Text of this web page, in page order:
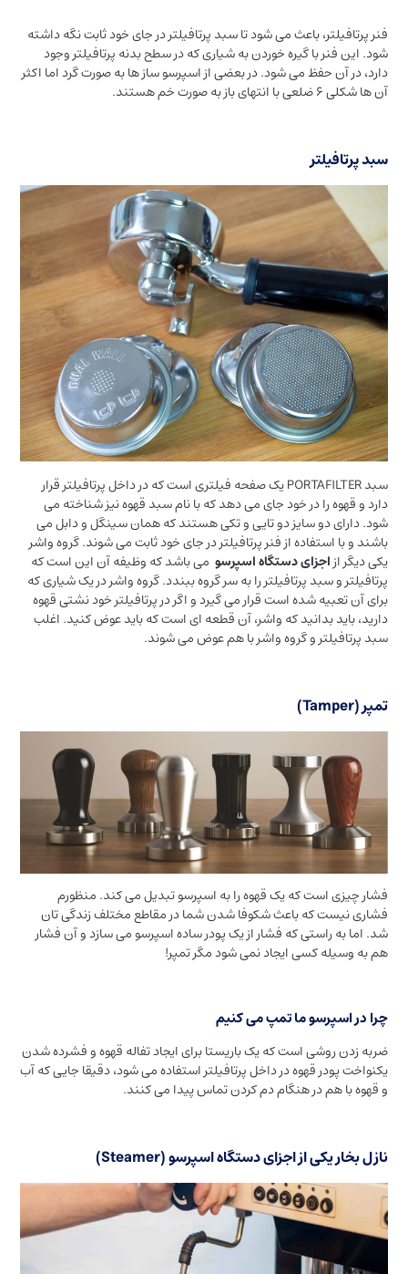
فنر پرتافیلتر، باعث می شود تا سبد پرتافیلتر در جای خود ثابت نگه داشته
شود. این فنر با گیره خوردن به شیاری که در سطح بدنه پرتافیلتر وجود
دارد، در آن حفظ می شود. در بعضی از اسپرسو ساز ها به صورت گرد اما اکثر
آن ها شکلی 6 ضلعی با انتهای باز به صورت خم هستند.
سبد پرتافیلتر
سبد PORTAFILTER یک صفحه فیلتری است که در داخل پرتافیلتر قرار
دارد و قهوه را در خود جای می دهد که با نام سبد قهوه نیز شناخته می
شود. دارای دو سایز دو تایی و تکی هستند که همان سینگل و دابل می
باشند و با استفاده از فنر پرتافیلتر در جای خود ثابت می شوند. گروه واشر
یکی دیگر ازاجزای دستگاه اسپرسو می باشد که وظیفه آن این است که
پرتافیلتر و سبد پرتافیلتر را به سر گروه ببندد. گروه واشر در یک شیاری که
برای آن تعبیه شده است قرار می گیرد و اگر در پرتافیلتر خود نشتی قهوه
دارید، باید بدانید که واشر، آن قطعه ای است که باید عوض کنید. اغلب
سبد پرتافیلتر و گروه واشر با هم عوض می شوند.
تمپر (Tamper)
فشار چیزی است که یک قهوه را به اسپرسو تبدیل می کند. منظورم
فشاری نیست که باعث شکوفا شدن شما در مقاطع مختلف زندگی تان
شد. اما به راستی که فشار از یک پودر ساده اسپرسو می سازد و آن فشار
هم به وسیله کسی ایجاد نمی شود مگر تمپر!
چرا در اسپرسو ما تمپ می کنیم
ضربه زدن روشی است که یک باریستا برای ایجاد تفاله قهوه و فشرده شدن
یکنواخت پودر قهوه در داخل پرتافیلتر استفاده می شود، دقیقا جایی که آب
و قهوه با هم در هنگام دم کردن تماس پیدا می کنند.
نازل بخار یکی از اجزای دستگاه اسپرسو (Steamer)